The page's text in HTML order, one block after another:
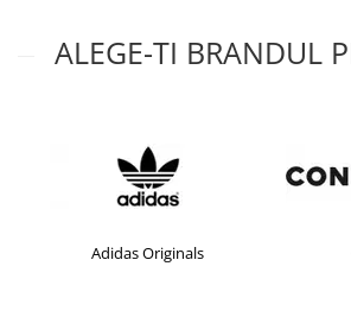
ALEGE-TI BRANDUL
Adidas Originals